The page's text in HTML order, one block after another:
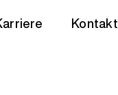
Kontakt